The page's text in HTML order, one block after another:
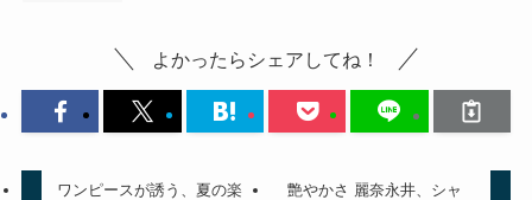
よかったらシェアしてね！
ワンピースが誘う、夏の楽
艶やかさ 麗奈永井、シャ